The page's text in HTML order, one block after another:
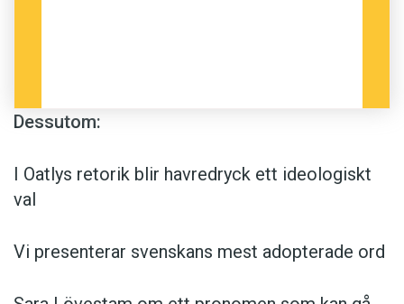
Dessutom:
I Oatlys retorik blir havredryck ett ideologiskt
val
Vi presenterar svenskans mest adopterade ord